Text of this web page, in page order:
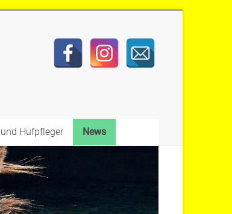
Hufpfleger News